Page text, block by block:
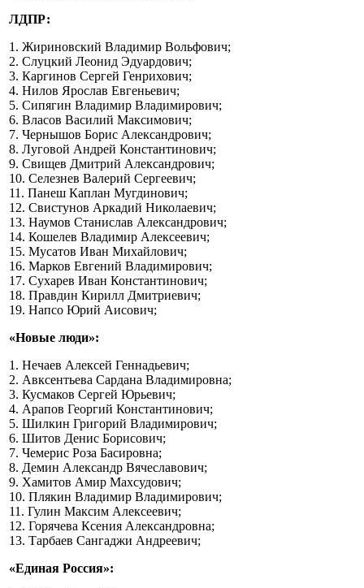
ЛДПР:
1. Жириновский Владимир Вольфович;
2. Слуцкий Леонид Эдуардович;
3. Каргинов Сергей Генрихович;
4. Нилов Ярослав Евгеньевич;
5. Сипягин Владимир Владимирович;
6. Власов Василий Максимович;
7. Чернышов Борис Александрович;
8. Луговой Андрей Константинович;
9. Свищев Дмитрий Александрович;
10. Селезнев Валерий Сергеевич;
11. Панеш Каплан Мугдинович;
12. Свистунов Аркадий Николаевич;
13. Наумов Станислав Александрович;
14. Кошелев Владимир Алексеевич;
15. Мусатов Иван Михайлович;
16. Марков Евгений Владимирович;
17. Сухарев Иван Константинович;
18. Правдин Кирилл Дмитриевич;
19. Напсо Юрий Аисович;
«Новые люди»:
1. Нечаев Алексей Геннадьевич;
2. Авксентьева Сардана Владимировна;
3. Кусмаков Сергей Юрьевич;
4. Арапов Георгий Константинович;
5. Шилкин Григорий Владимирович;
6. Шитов Денис Борисович;
7. Чемерис Роза Басировна;
8. Демин Александр Вячеславович;
9. Хамитов Амир Махсудович;
10. Плякин Владимир Владимирович;
11. Гулин Максим Алексеевич;
12. Горячева Ксения Александровна;
13. Тарбаев Сангаджи Андреевич;
«Единая Россия»: